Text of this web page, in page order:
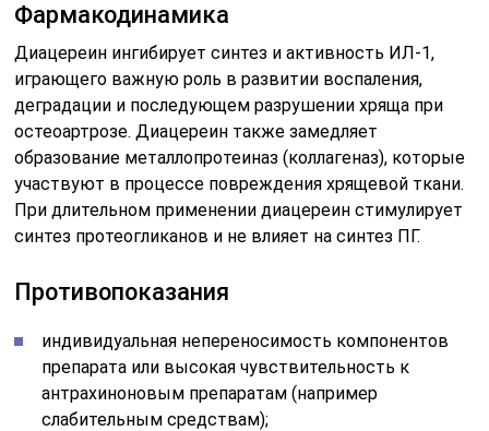
Фармакодинамика
Диацереин ингибирует синтез и активность ИЛ-1,
играющего важную роль в развитии воспаления,
деградации и последующем разрушении хряща при
остеоартрозе. Диацереин также замедляет
образование металлопротеиназ (коллагеназ), которые
участвуют в процессе повреждения хрящевой ткани.
При длительном применении диацереин стимулирует
синтез протеогликанов и не влияет на синтез ПГ.
Противопоказания
индивидуальная непереносимость компонентов
препарата или высокая чувствительность к
антрахиноновым препаратам (например
слабительным средствам);